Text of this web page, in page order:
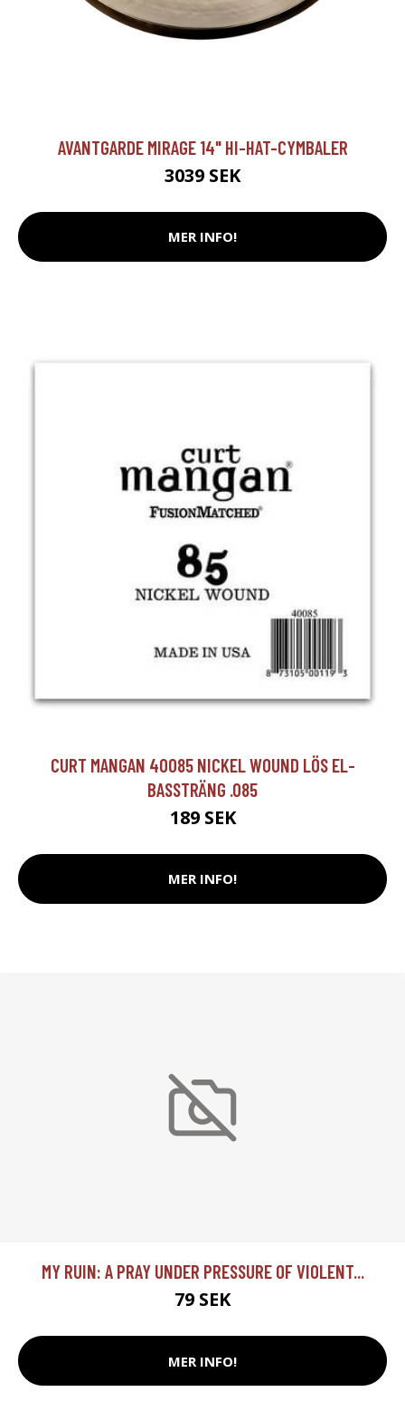
AVANTGARDE MIRAGE 14" HI-HAT-CYMBALER
3039 SEK
MER INFO!
CURT MANGAN 40085 NICKEL WOUND LÖS EL-
BASSTRÄNG .085
189 SEK
MER INFO!
MY RUIN: A PRAY UNDER PRESSURE OF VIOLENT...
79 SEK
MER INFO!